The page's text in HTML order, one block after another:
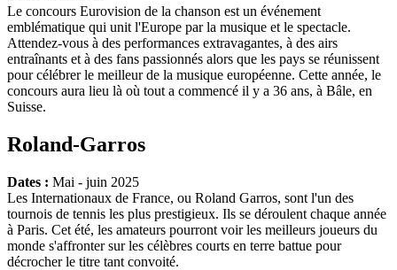
Le concours Eurovision de la chanson est un événement
emblématique qui unit l'Europe par la musique et le spectacle.
Attendez-vous à des performances extravagantes, à des airs
entraînants et à des fans passionnés alors que les pays se réunissent
pour célébrer le meilleur de la musique européenne. Cette année, le
concours aura lieu là où tout a commencé il y a 36 ans, à Bâle, en
Suisse.
Roland-Garros
Dates : Mai - juin 2025
Les Internationaux de France, ou Roland Garros, sont l'un des
tournois de tennis les plus prestigieux. Ils se déroulent chaque année
à Paris. Cet été, les amateurs pourront voir les meilleurs joueurs du
monde s'affronter sur les célèbres courts en terre battue pour
décrocher le titre tant convoité.